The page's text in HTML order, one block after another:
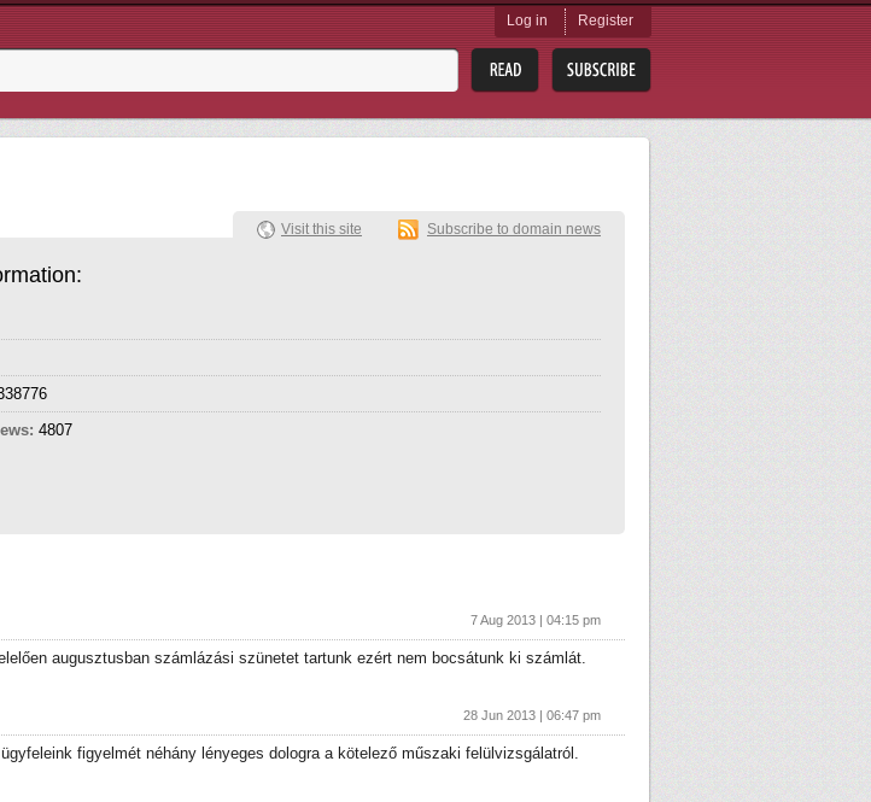
Log in Register
4807
Visit this site Subscribe to domain news
7 Aug 2013 | 04:15 pm
augusztusban számlázási szünetet tartunk ezért nem bocsátunk ki számlát.
28 Jun 2013 | 06:47 pm
figyelmét néhány lényeges dologra a kötelező műszaki felülvizsgálatról.